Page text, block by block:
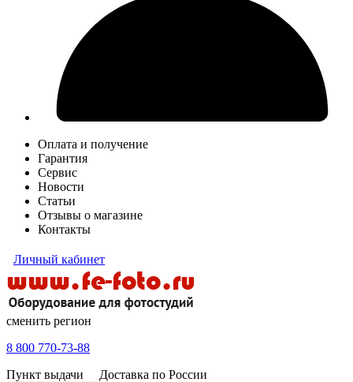
Оплата и получение
Гарантия
Сервис
Новости
Статьи
Отзывы о магазине
Контакты
Личный кабинет
сменить регион
8 800 770-73-88
Пункт выдачи
Доставка по России